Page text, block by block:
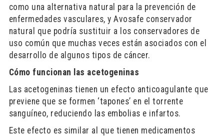
como una alternativa natural para la prevención de
enfermedades vasculares, y Avosafe conservador
natural que podría sustituir a los conservadores de
uso común que muchas veces están asociados con el
desarrollo de algunos tipos de cáncer.
Cómo funcionan las acetogeninas
Las acetogeninas tienen un efecto anticoagulante que
previene que se formen ‘tapones’ en el torrente
sanguíneo, reduciendo las embolias e infartos.
Este efecto es similar al que tienen medicamentos